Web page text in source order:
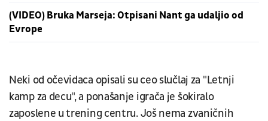
(VIDEO) Bruka Marseja: Otpisani Nant ga udaljio od
Evrope
Neki od očevidaca opisali su ceo slučlaj za "Letnji
kamp za decu", a ponašanje igrača je šokiralo
zaposlene u trening centru. Još nema zvaničnih